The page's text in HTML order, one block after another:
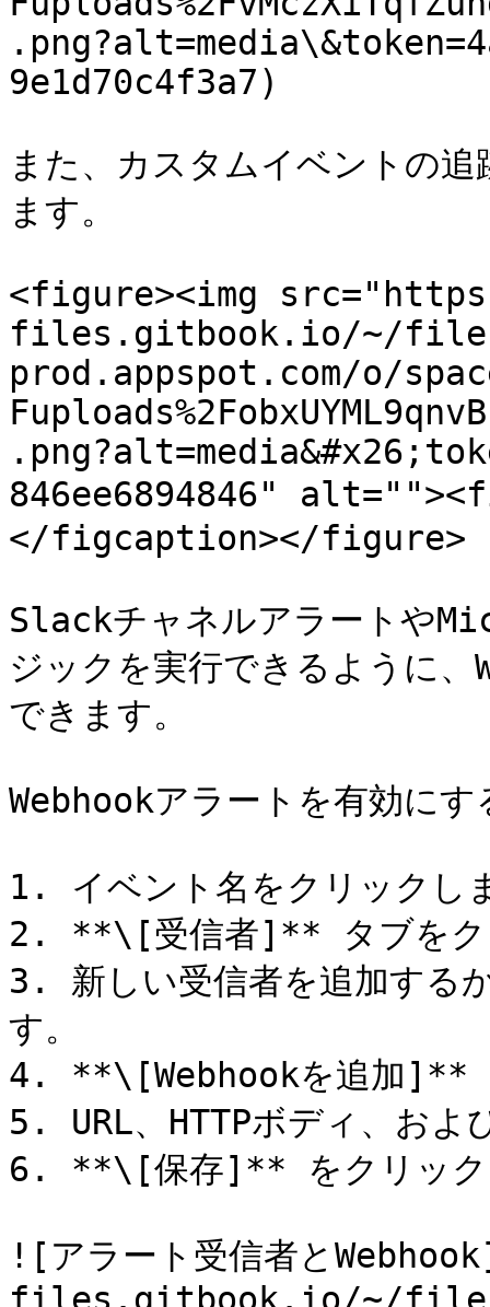
9e1d70c4f3a7)
また、カスタムイベントの
ます。
<figure><img
files.gitbook.io/~/
prod.appspot.com/o/
846ee6894846"
</figcaption></figure>
Slackチャネルアラートや
ジックを実行できるように
できます。
Webhookアラートを有効に
1. イベント名をクリックし
2. **\[受信者]** タブをク
3. 新しい受信者を追加する
す。
4. **\[Webhookを追加]**
5. URL、HTTPボディ、およ
6. **\[保存]** をクリック
![アラート受信者と